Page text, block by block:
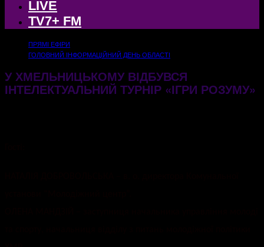
LIVE
TV7+ FM
ПРЯМІ ЕФІРИ
ГОЛОВНИЙ ІНФОРМАЦІЙНИЙ ДЕНЬ ОБЛАСТІ
У ХМЕЛЬНИЦЬКОМУ ВІДБУВСЯ
ІНТЕЛЕКТУАЛЬНИЙ ТУРНІР «ІГРИ РОЗУМУ»